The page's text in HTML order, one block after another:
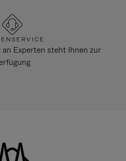
Experten steht Ihnen zur